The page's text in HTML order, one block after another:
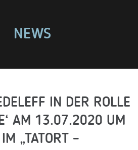
NEWS
IN DER ROLLE
AM 13.07.2020 UM
„TATORT –